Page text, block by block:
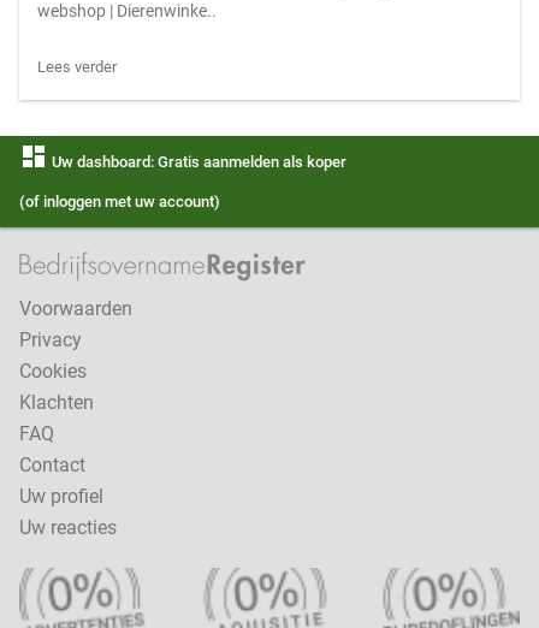
webshop | Dierenwinke..
Lees verder
dashboard Uw dashboard: Gratis aanmelden als koper
(of inloggen met uw account)
Voorwaarden
Privacy
Cookies
Klachten
FAQ
Contact
Uw profiel
Uw reacties